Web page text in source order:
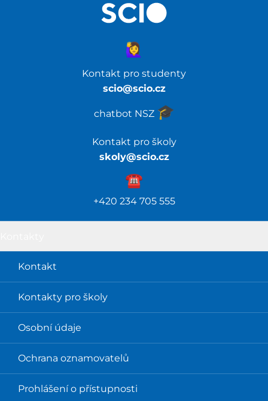
Kontakt pro studenty
scio@scio.cz
chatbot NSZ 🎓️
🙋‍♀️
Kontakt pro školy
skoly@scio.cz
☎️️
+420 234 705 555
Kontakt
Kontakty pro školy
Osobní údaje
Ochrana oznamovatelů
Prohlášení o přístupnosti